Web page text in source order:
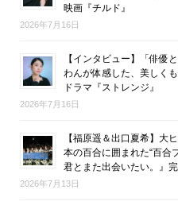
映画『チルド』
2026年7月16日
【インタビュー】「俳優
わんが体感した、美しく
ドラマ『ストレンジ』
2026年7月16日
【福原遥＆出口夏希】大
本の百合に囲まれた“百合
君とまた出会いたい。』
2026年7月13日